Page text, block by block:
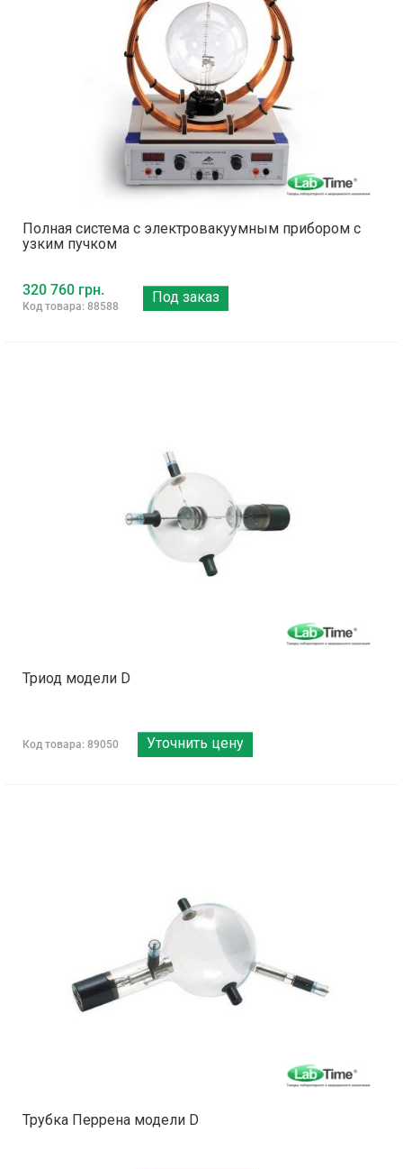
Полная система с электровакуумным прибором с
узким пучком
320 760 грн.
Код товара: 88588
Под заказ
Триод модели D
Код товара: 89050 Уточнить цену
Трубка Перрена модели D